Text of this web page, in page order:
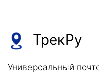
ТрекРу
Универсальный